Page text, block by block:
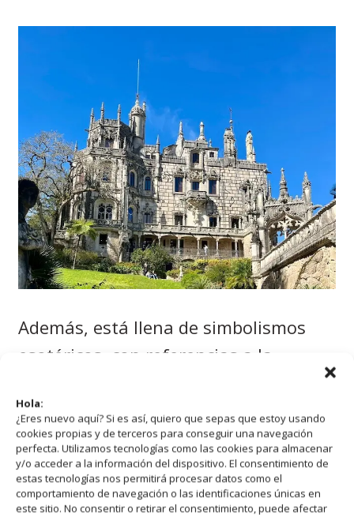
Hola:
¿Eres nuevo aquí? Si es así, quiero que sepas que estoy usando
cookies propias y de terceros para conseguir una navegación
perfecta. Utilizamos tecnologías como las cookies para almacenar
y/o acceder a la información del dispositivo. El consentimiento de
estas tecnologías nos permitirá procesar datos como el
comportamiento de navegación o las identificaciones únicas en
este sitio. No consentir o retirar el consentimiento, puede afectar
Además, está llena de simbolismos
esotéricos, con referencias a la
masonería, la alquimia y la mitología,
lo que le da un aire de misterio y
fascinación.
Por otro lado, sus jardines son